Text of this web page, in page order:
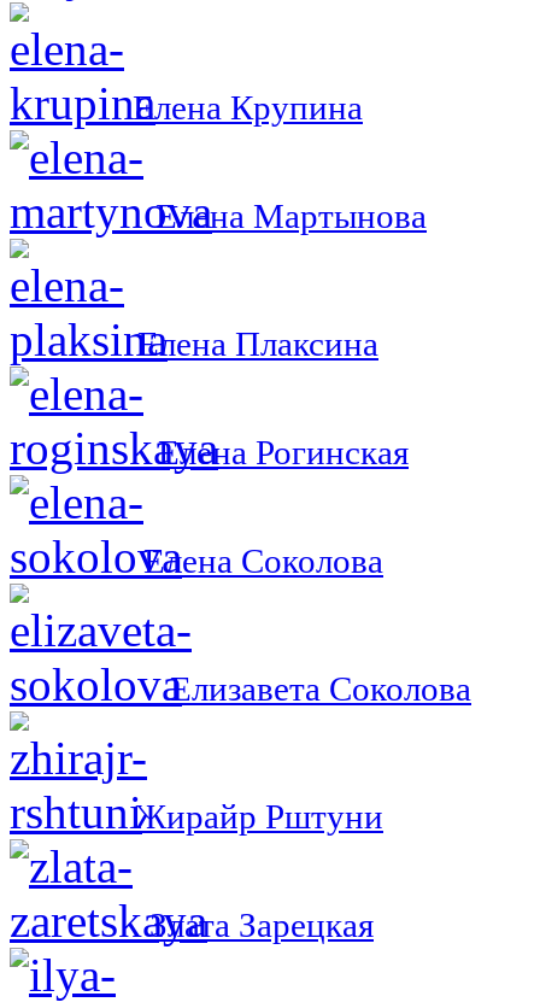
Елена Крупина
Елена Мартынова
Елена Плаксина
Елена Рогинская
Елена Соколова
Елизавета Соколова
Жирайр Рштуни
Злата Зарецкая